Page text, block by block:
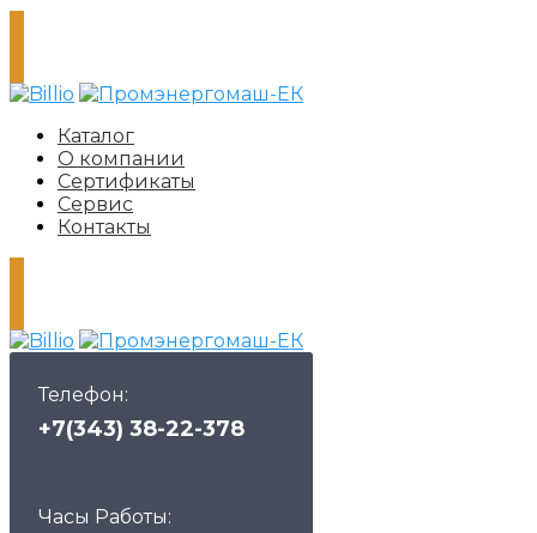
Каталог
О компании
Сертификаты
Сервис
Контакты
Телефон:
+7(343) 38-22-378
Часы Работы: